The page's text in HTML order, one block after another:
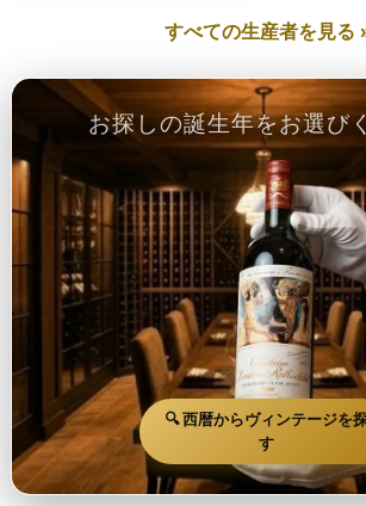
すべての生産者を見る
お探しの誕生年をお選び
🔍 西暦からヴィンテージを
す